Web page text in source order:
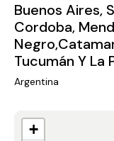
Buenos Aires,
Cordoba,
Tucumán Y La
Argentina
+